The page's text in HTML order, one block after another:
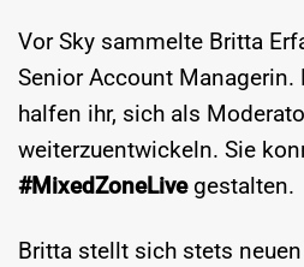
Vor Sky sammelte Britta
Senior Account Managerin.
halfen ihr, sich als
weiterzuentwickeln. Sie
#MixedZoneLivegestalten.
Britta stellt sich stets